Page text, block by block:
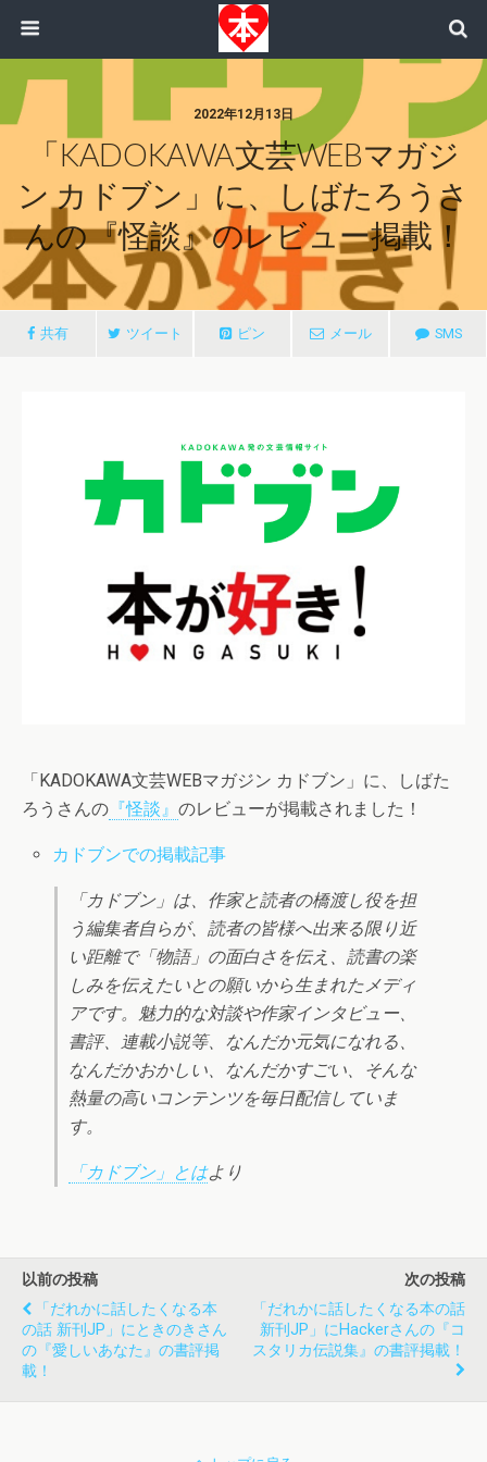
2022年12月13日
「KADOKAWA文芸WEBマガジ
ン カドブン」に、しばたろうさ
んの『怪談』のレビュー掲載！
共有 ツイート ピン メール SMS
「KADOKAWA文芸WEBマガジン カドブン」に、しばた
ろうさんの 『怪談』 のレビューが掲載されました！
カドブンでの掲載記事
「カドブン」は、作家と読者の橋渡し役を担
う編集者自らが、読者の皆様へ出来る限り近
い距離で「物語」の面白さを伝え、読書の楽
しみを伝えたいとの願いから生まれたメディ
アです。魅力的な対談や作家インタビュー、
書評、連載小説等、なんだか元気になれる、
なんだかおかしい、なんだかすごい、そんな
熱量の高いコンテンツを毎日配信していま
す。
「カドブン」とはより
以前の投稿
「だれかに話したくなる本
の話 新刊JP」にときのきさん
の『愛しいあなた』の書評掲
載！
次の投稿
「だれかに話したくなる本の話
新刊JP」にhackerさんの『コ
スタリカ伝説集』の書評掲載！